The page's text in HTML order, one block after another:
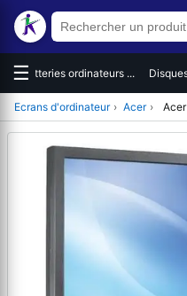
☰Batteries ordinateurs ...
Ecrans d'ordinateur › Acer ›